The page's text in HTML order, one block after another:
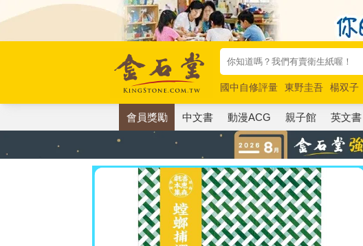
國中自修評量 東野圭吾 楊双子
唯紅花綻放
奧德賽 路邊攤新作
會員獎勵 中文書 動漫ACG 親子館 英文書